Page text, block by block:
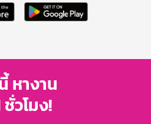
หางาน
วโมง!